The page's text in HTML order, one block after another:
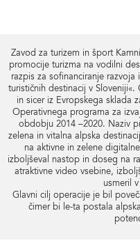
Zavod za turizem in šport
promocije turizma na vodilni
razpis za sofinanciranje
turističnih destinacij v
in sicer iz Evropskega sklada
Operativnega programa za
obdobju 2014 –2020. Naziv
zelena in vitalna alpska
na aktivne in zelene
izboljševal nastop in doseg na
atraktivne video vsebine,
usmeril
Glavni cilj operacije je bil
čimer bi le-ta postala